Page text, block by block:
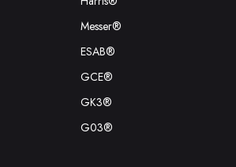
Messer®
ESAB®
GCE®
GK3®
G03®